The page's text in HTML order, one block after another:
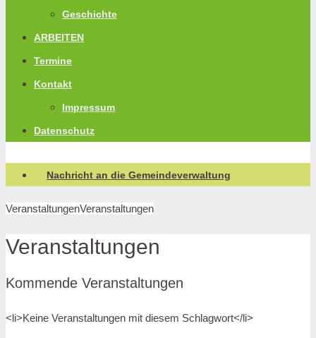
Geschichte
ARBEITEN
Termine
Kontakt
Impressum
Datenschutz
Nachricht an die Gemeindeverwaltung
VeranstaltungenVeranstaltungen
Veranstaltungen
Kommende Veranstaltungen
<li>Keine Veranstaltungen mit diesem Schlagwort</li>